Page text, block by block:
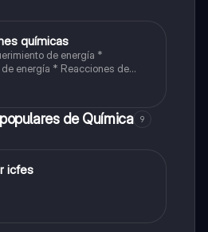
químicas
de energía *
Reacciones de
de Química 9
icfes